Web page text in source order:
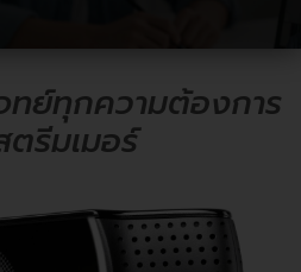
ทย์ทุกความต้องการ
รีมเมอร์